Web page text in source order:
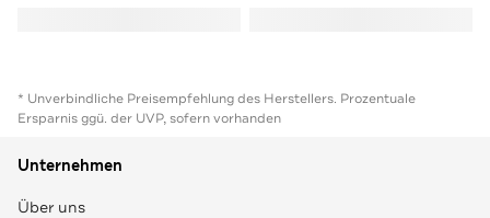
* Unverbindliche Preisempfehlung des Herstellers. Prozentuale
Ersparnis ggü. der UVP, sofern vorhanden
Unternehmen
Über uns